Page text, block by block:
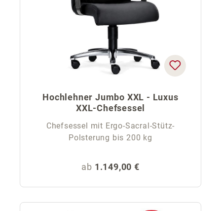
Hochlehner Jumbo XXL - Luxus
XXL-Chefsessel
Chefsessel mit Ergo-Sacral-Stütz-
Polsterung bis 200 kg
Regulärer Preis:
ab 1.149,00 €